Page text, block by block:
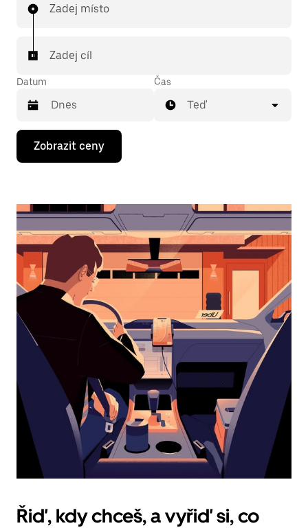
Zadej místo
Zadej cíl
Datum
Stisknutím
klávesy
se
kalendář
vybrat
datum.
Stisknutím
klávesy
Esc
zavřeš
kalendář.
Čas
Teď
Zobrazit ceny
Řiď, kdy chceš, a vyřiď si, co